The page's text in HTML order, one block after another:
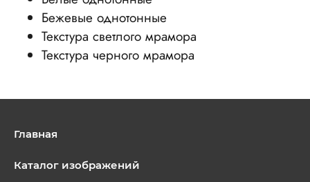
Бежевые однотонные
Текстура светлого мрамора
Текстура черного мрамора
Главная
Каталог изображений